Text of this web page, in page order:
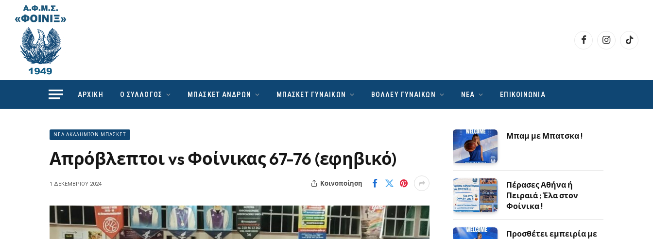
FacebookInstagramTikTok
ΑΡΧΙΚΗ Ο ΣΥΛΛΟΓΟΣ ΜΠΑΣΚΕΤ ΑΝΔΡΩΝ ΜΠΑΣΚΕΤ ΓΥΝΑΙΚΩΝ ΒΟΛΛΕΥ ΓΥΝΑΙΚΩΝ ΝΕΑ ΕΠΙΚΟΙΝΩΝΙΑ
ΝΕΑ ΑΚΑΔΗΜΙΩΝ ΜΠΑΣΚΕΤ
Απρόβλεπτοι vs Φοίνικας 67-76 (εφηβικό)
1 ΔΕΚΕΜΒΡΊΟΥ 2024 Κοινοποίηση
Μπαμ με Μπατσκα !
Πέρασες Αθήνα ή
Πειραιά ; Έλα στον
Φοίνικα !
Προσθέτει εμπειρία με